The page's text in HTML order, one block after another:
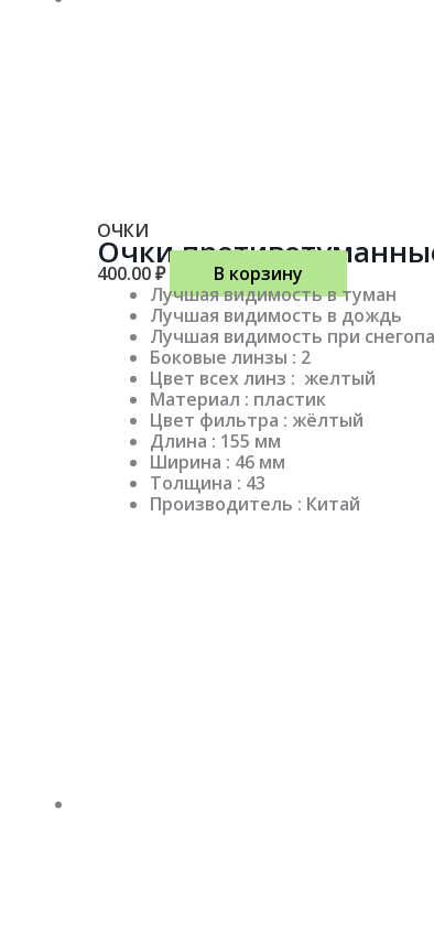
ОЧКИ
Очки
400.00₽
В корзину
Лучшая видимость в туман
Лучшая видимость в дождь
Лучшая видимость при
Боковые линзы : 2
Цвет всех линз : желтый
Материал : пластик
Цвет фильтра : жёлтый
Длина : 155 мм
Ширина : 46 мм
Толщина : 43
Производитель : Китай